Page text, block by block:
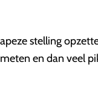
stelling
en dan veel